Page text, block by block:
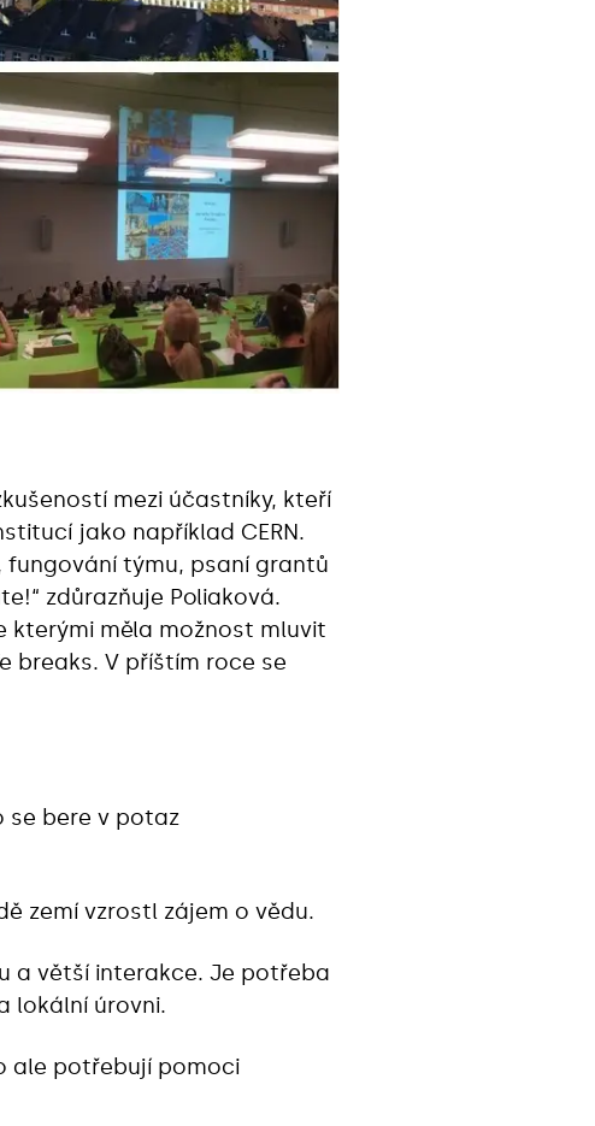
mezi účastníky, kteří
jako například CERN.
týmu, psaní grantů
zdůrazňuje Poliaková.
kterými měla možnost mluvit
breaks. V příštím roce se
se bere v potaz
zemí vzrostl zájem o vědu.
a větší interakce. Je potřeba
lokální úrovni.
ale potřebují pomoci